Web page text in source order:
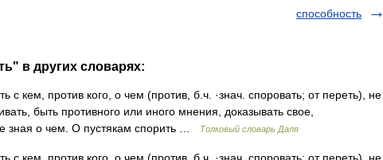
способность
в других словарях:
кем, против кого, о чем (против, б.ч. ·знач. споровать; от переть), не
быть противного или иного мнения, доказывать свое,
зная о чем. О пустякам спорить …
Толковый словарь Даля